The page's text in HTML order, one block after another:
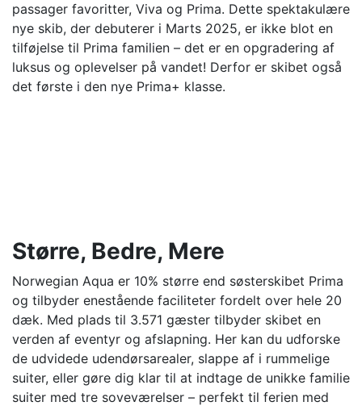
passager favoritter, Viva og Prima. Dette spektakulære
nye skib, der debuterer i Marts 2025, er ikke blot en
tilføjelse til Prima familien – det er en opgradering af
luksus og oplevelser på vandet! Derfor er skibet også
det første i den nye Prima+ klasse.
Større, Bedre, Mere
Norwegian Aqua er 10% større end søsterskibet Prima
og tilbyder enestående faciliteter fordelt over hele 20
dæk. Med plads til 3.571 gæster tilbyder skibet en
verden af eventyr og afslapning. Her kan du udforske
de udvidede udendørsarealer, slappe af i rummelige
suiter, eller gøre dig klar til at indtage de unikke familie
suiter med tre soveværelser – perfekt til ferien med